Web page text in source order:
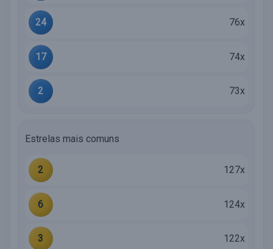
24 76x
17 74x
2 73x
Estrelas mais comuns
2 127x
6 124x
3 122x